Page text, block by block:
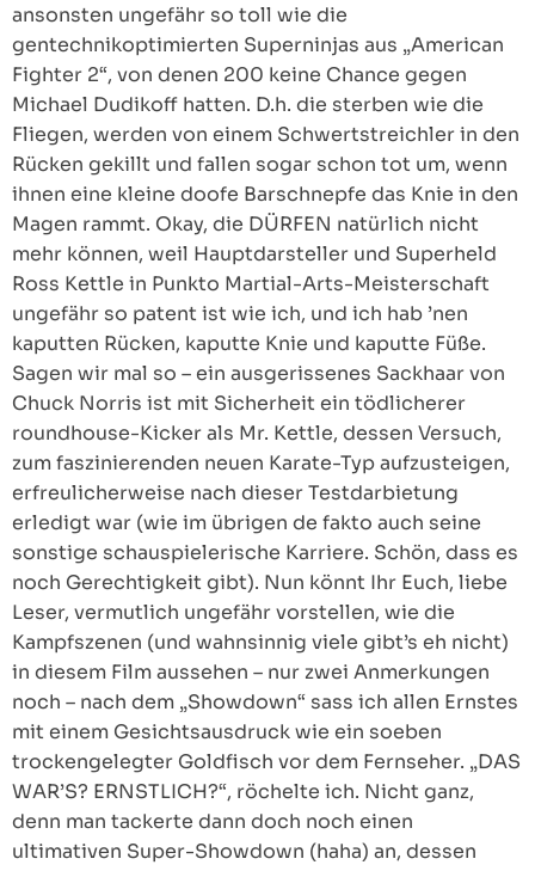
ansonsten ungefähr so toll wie die
gentechnikoptimierten Superninjas aus „American
Fighter 2“, von denen 200 keine Chance gegen
Michael Dudikoff hatten. D.h. die sterben wie die
Fliegen, werden von einem Schwertstreichler in den
Rücken gekillt und fallen sogar schon tot um, wenn
ihnen eine kleine doofe Barschnepfe das Knie in den
Magen rammt. Okay, die DÜRFEN natürlich nicht
mehr können, weil Hauptdarsteller und Superheld
Ross Kettle in Punkto Martial-Arts-Meisterschaft
ungefähr so patent ist wie ich, und ich hab ’nen
kaputten Rücken, kaputte Knie und kaputte Füße.
Sagen wir mal so – ein ausgerissenes Sackhaar von
Chuck Norris ist mit Sicherheit ein tödlicherer
roundhouse-Kicker als Mr. Kettle, dessen Versuch,
zum faszinierenden neuen Karate-Typ aufzusteigen,
erfreulicherweise nach dieser Testdarbietung
erledigt war (wie im übrigen de fakto auch seine
sonstige schauspielerische Karriere. Schön, dass es
noch Gerechtigkeit gibt). Nun könnt Ihr Euch, liebe
Leser, vermutlich ungefähr vorstellen, wie die
Kampfszenen (und wahnsinnig viele gibt’s eh nicht)
in diesem Film aussehen – nur zwei Anmerkungen
noch – nach dem „Showdown“ sass ich allen Ernstes
mit einem Gesichtsausdruck wie ein soeben
trockengelegter Goldfisch vor dem Fernseher. „DAS
WAR’S? ERNSTLICH?“, röchelte ich. Nicht ganz,
denn man tackerte dann doch noch einen
ultimativen Super-Showdown (haha) an, dessen